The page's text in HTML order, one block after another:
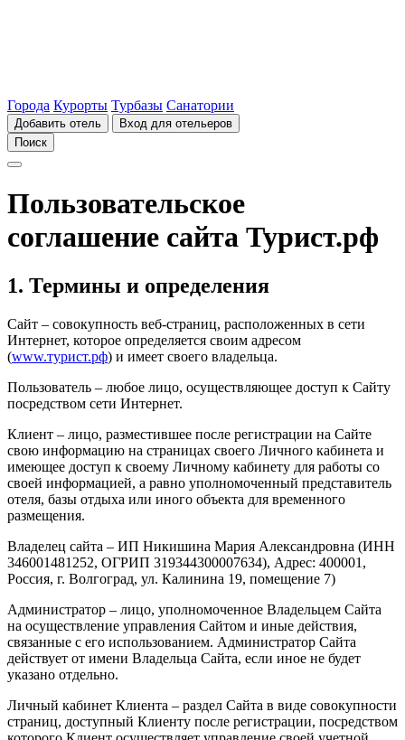
Города Курорты Турбазы Санатории
Добавить отель
Вход для отельеров
Поиск
Пользовательское
соглашение сайта Турист.рф
1. Термины и определения
Сайт – совокупность веб-страниц, расположенных в сети
Интернет, которое определяется своим адресом
(www.турист.рф) и имеет своего владельца.
Пользователь – любое лицо, осуществляющее доступ к Сайту
посредством сети Интернет.
Клиент – лицо, разместившее после регистрации на Сайте
свою информацию на страницах своего Личного кабинета и
имеющее доступ к своему Личному кабинету для работы со
своей информацией, а равно уполномоченный представитель
отеля, базы отдыха или иного объекта для временного
размещения.
Владелец сайта – ИП Никишина Мария Александровна (ИНН
346001481252, ОГРИП 319344300007634), Адрес: 400001,
Россия, г. Волгоград, ул. Калинина 19, помещение 7)
Администратор – лицо, уполномоченное Владельцем Сайта
на осуществление управления Сайтом и иные действия,
связанные с его использованием. Администратор Сайта
действует от имени Владельца Сайта, если иное не будет
указано отдельно.
Личный кабинет Клиента – раздел Сайта в виде совокупности
страниц, доступный Клиенту после регистрации, посредством